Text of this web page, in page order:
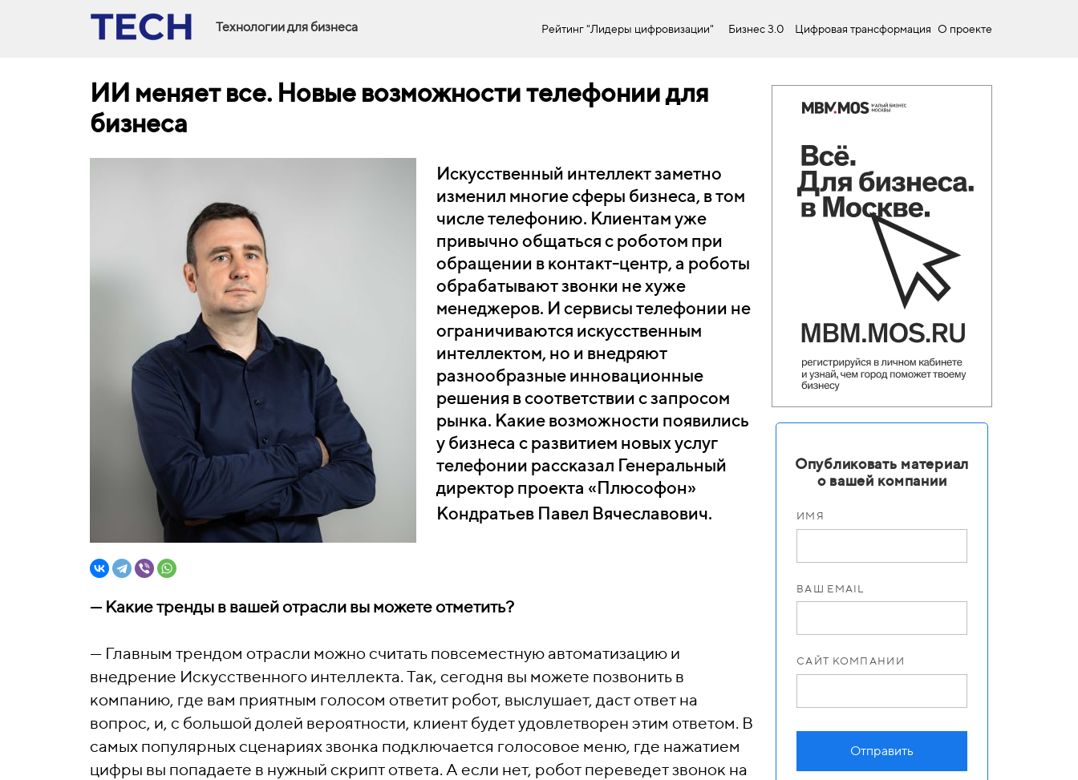
Технологии для бизнеса Рейтинг "Лидеры цифровизации" Бизнес 3.0 Цифровая трансформация О проекте
ИИ меняет все. Новые возможности телефонии для
бизнеса
Искусственный интеллект заметно
изменил многие сферы бизнеса, в том
числе телефонию. Клиентам уже
привычно общаться с роботом при
обращении в контакт-центр, а роботы
обрабатывают звонки не хуже
менеджеров. И сервисы телефонии не
ограничиваются искусственным
интеллектом, но и внедряют
разнообразные инновационные
решения в соответствии с запросом
рынка. Какие возможности появились
у бизнеса с развитием новых услуг
телефонии рассказал Генеральный
директор проекта «Плюсофон»
Кондратьев Павел Вячеславович.
— Какие тренды в вашей отрасли вы можете отметить?
— Главным трендом отрасли можно считать повсеместную автоматизацию и
внедрение Искусственного интеллекта. Так, сегодня вы можете позвонить в
компанию, где вам приятным голосом ответит робот, выслушает, даст ответ на
вопрос, и, с большой долей вероятности, клиент будет удовлетворен этим ответом. В
самых популярных сценариях звонка подключается голосовое меню, где нажатием
цифры вы попадаете в нужный скрипт ответа. А если нет, робот переведет звонок на
Опубликовать материал
о вашей компании
ИМЯ
ВАШ EMAIL
САЙТ КОМПАНИИ
Отправить